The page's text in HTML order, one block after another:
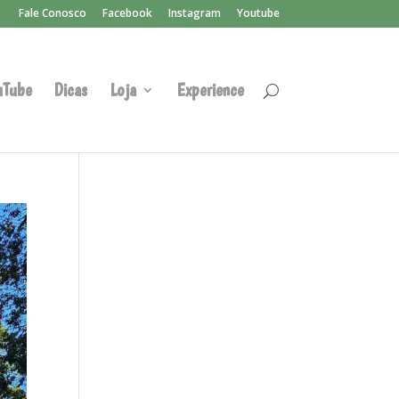
Fale Conosco Facebook Instagram Youtube
Dicas Loja Experience